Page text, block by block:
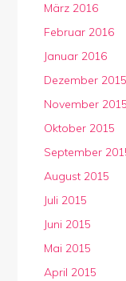
März 2016
Februar 2016
Januar 2016
Dezember 2015
November 2015
Oktober 2015
September
August 2015
Juli 2015
Juni 2015
Mai 2015
April 2015